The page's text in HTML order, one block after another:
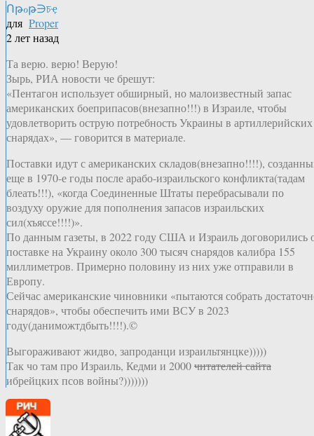
Ոթℴթ∋চҿ
для Proper
2 лет назад
Та верю. верю! Верую!
Зырь, РИА новости че брешут:
«Пентагон использует обширный, но малоизвестный запас
американских боеприпасов(внезапно!!!) в Израиле, чтобы
удовлетворить острую потребность Украины в артиллерийских
снарядах», — говорится в материале.
Поставки идут с американских складов(внезапно!!!!),
еще в 1970-е годы после арабо-израильского конфликта(тадам
блеать!!!), «когда Соединенные Штаты перебрасывали по
воздуху оружие для пополнения запасов израильских
сил(хъяссе!!!!)».
По данным газеты, в 2022 году США и Израиль договорились
поставке на Украину около 300 тысяч снарядов калибра 155
миллиметров. Примерно половину из них уже отправили в
Европу.
Сейчас американские чиновники «пытаются собрать
снарядов», чтобы обеспечить ими ВСУ в 2023
году(даниможтдбыть!!!!).©
Выгораживают жидво, запроданци израильтянцке)))))
Так чо там про Израиль, Кедми и 2000читателей сайта
ибрейцких псов войны?)))))))